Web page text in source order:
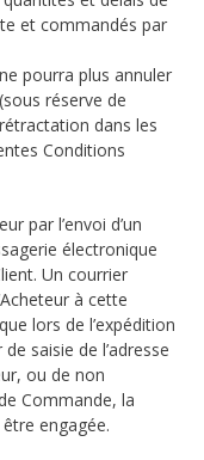
et commandés par
pourra plus annuler
réserve de
dans les
Conditions
par l’envoi d’un
électronique
Un courrier
à cette
lors de l’expédition
saisie de l’adresse
ou de non
Commande, la
engagée.